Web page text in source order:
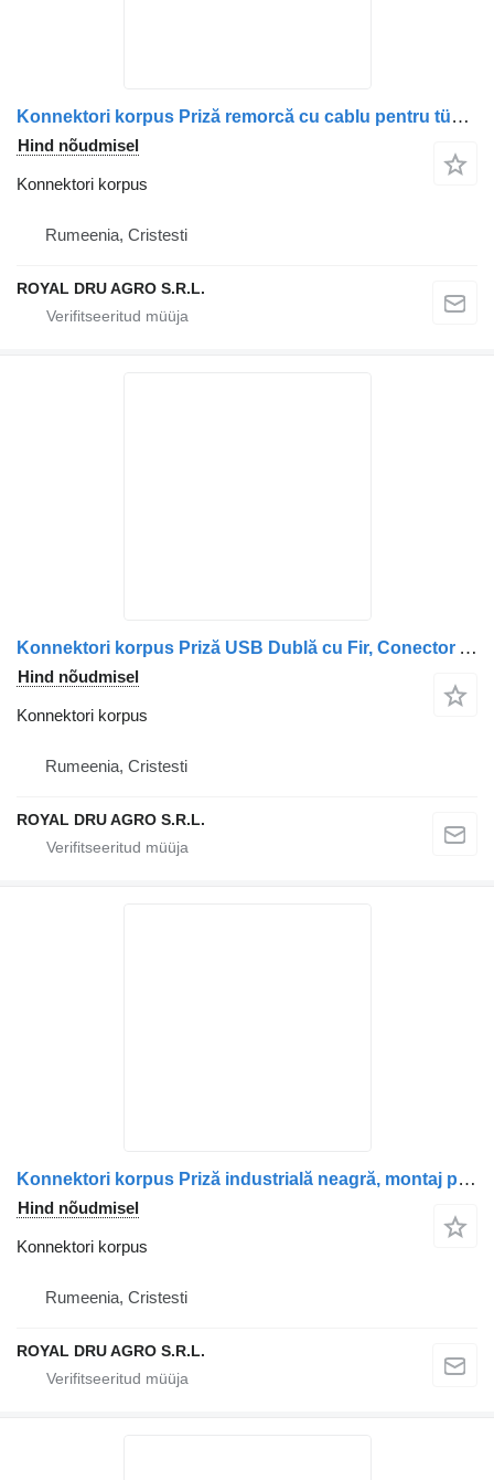
Konnektori korpus Priză remorcă cu cablu pentru tüübi jaoks veoauto BMW
Hind nõudmisel
Konnektori korpus
Rumeenia, Cristesti
ROYAL DRU AGRO S.R.L.
Konnektori korpus Priză USB Dublă cu Fir, Conector Auto 12V/24V, Negru tüübi jaoks veoauto
Hind nõudmisel
Konnektori korpus
Rumeenia, Cristesti
ROYAL DRU AGRO S.R.L.
Konnektori korpus Priză industrială neagră, montaj pe panou, cu capac de protecție tüübi jaoks veoauto
Hind nõudmisel
Konnektori korpus
Rumeenia, Cristesti
ROYAL DRU AGRO S.R.L.